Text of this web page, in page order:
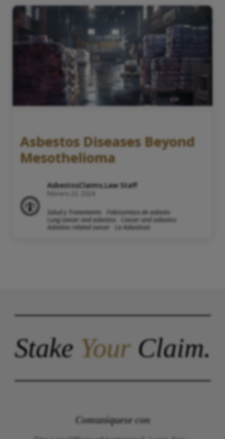
Asbestos Diseases Beyond
Mesothelioma
AsbestosClaims.Law Staff
febrero 22, 2024
Salud y Tratamiento
Fideicomisos de asbesto
Lung cancer and asbestos
Cancer and asbestos
Asbestos related cancer
La Asbestosis
StakeYourClaim.
Comuníquese con